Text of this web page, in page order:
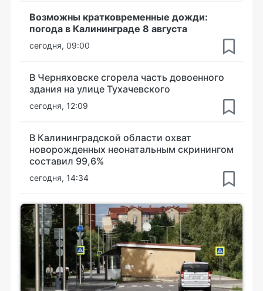
Возможны кратковременные дожди:
погода в Калининграде 8 августа
сегодня, 09:00
В Черняховске сгорела часть довоенного
здания на улице Тухачевского
сегодня, 12:09
В Калининградской области охват
новорожденных неонатальным скринингом
составил 99,6%
сегодня, 14:34